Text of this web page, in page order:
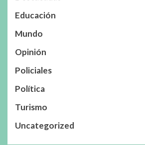
Educación
Mundo
Opinión
Policiales
Política
Turismo
Uncategorized